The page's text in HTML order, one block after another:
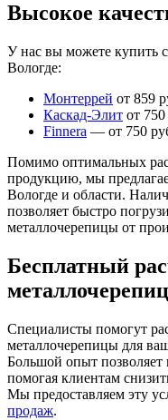
Высокое
У нас вы можете купить
Вологде:
Монтеррей от 859
Каскад-Элит от
Finnera — от 750
Помимо оптимальных
продукцию, мы
Вологде и области.
позволяет быстро
металлочерепицы от
Бесплатный
Специалисты помогут
металлочерепицы для
Большой опыт позволяет
помогая клиентам
Мы предоставляем эту
продаж.